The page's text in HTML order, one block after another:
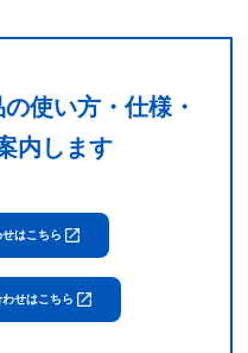
使い方・仕様・
内します
はこちら
せはこちら